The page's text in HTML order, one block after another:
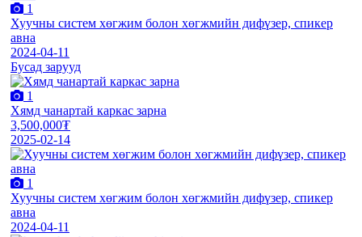
1
Хуучны систем хөгжим болон хөгжмийн дифүзер, спикер
авна
2024-04-11
Бусад зарууд
1
Хямд чанартай каркас зарна
3,500,000₮
2025-02-14
1
Хуучны систем хөгжим болон хөгжмийн дифүзер, спикер
авна
2024-04-11